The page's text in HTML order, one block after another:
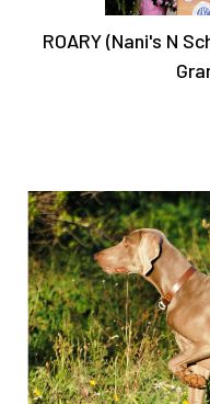
ROARY (Nani's N